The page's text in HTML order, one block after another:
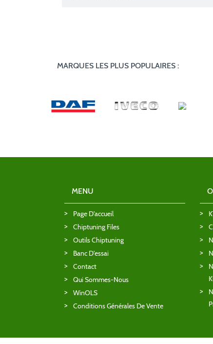
MARQUES LES PLUS POPULAIRES :
MENU
Page D'accueil
Chiptuning Files
Outils Chiptuning
Banc D'essai
Contact
Qui Sommes-Nous
WinOLS
Conditions Générales De Vente